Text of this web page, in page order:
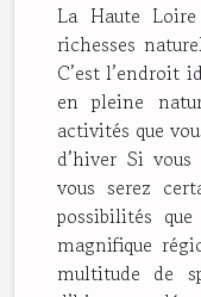
La Haute
richesses
C’est l’endroit
en pleine
activités que
d’hiver Si
vous serez
possibilités
magnifique
multitude de